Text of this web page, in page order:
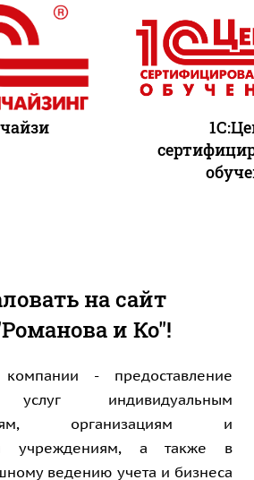
на сайт
и Ко"!
- предоставление
услуг индивидуальным
организациям и
учреждениям, а также в
ведению учета и бизнеса